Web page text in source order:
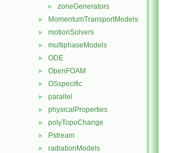
► zoneGenerators
► MomentumTransportModels
► motionSolvers
► multiphaseModels
► ODE
► OpenFOAM
► OSspecific
► parallel
► physicalProperties
► polyTopoChange
► Pstream
► radiationModels